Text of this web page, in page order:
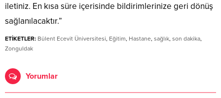
iletiniz. En kısa süre içerisinde bildirimlerinize geri dönüş
sağlanılacaktır.”
ETİKETLER: Bülent Ecevit Üniversitesi, Eğitim, Hastane, sağlık, son dakika,
Zonguldak
Yorumlar